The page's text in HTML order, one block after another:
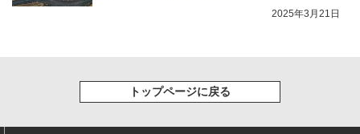
2025年3月21日
トップページに戻る